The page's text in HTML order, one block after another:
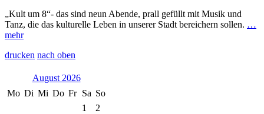
„Kult um 8“- das sind neun Abende, prall gefüllt mit Musik und
Tanz, die das kulturelle Leben in unserer Stadt bereichern sollen. …
mehr
drucken nach oben
August 2026
Mo Di Mi Do Fr Sa So
1
2